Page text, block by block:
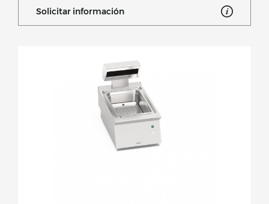
Solicitar información